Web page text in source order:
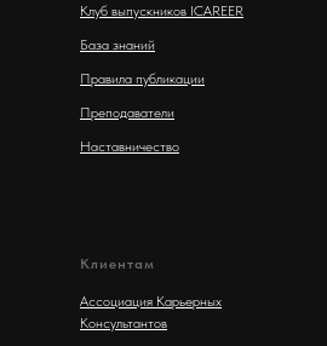
Клуб выпускников ICAREER
База знаний
Правила публикации
Преподаватели
Наставничество
Клиентам
Ассоциация Карьерных
Консультантов